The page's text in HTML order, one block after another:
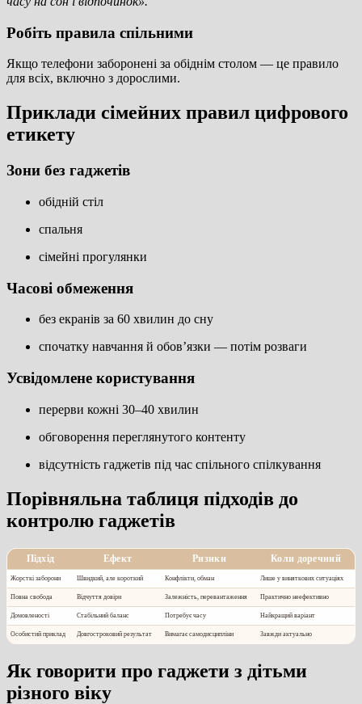
Робіть правила спільними
Якщо телефони заборонені за обіднім столом — це правило
для всіх, включно з дорослими.
Приклади сімейних правил цифрового
етикету
Зони без гаджетів
обідній стіл
спальня
сімейні прогулянки
Часові обмеження
без екранів за 60 хвилин до сну
спочатку навчання й обов’язки — потім розваги
Усвідомлене користування
перерви кожні 30–40 хвилин
обговорення переглянутого контенту
відсутність гаджетів під час спільного спілкування
Порівняльна таблиця підходів до
контролю гаджетів
Підхід Ефект Ризики Коли доречний
Жорсткі заборони Швидкий, але короткий Конфлікти, обман Лише у виняткових ситуаціях
Повна свобода Відчуття довіри Залежність, перевантаження Практично неефективно
Домовленості Стабільний баланс Потребує часу Найкращий варіант
Особистий приклад Довгостроковий результат Вимагає самодисципліни Завжди актуально
Як говорити про гаджети з дітьми
різного віку